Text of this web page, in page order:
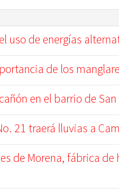
uso de energías
de los
en el barrio de
21 traerá lluvias a
de Morena, fábrica de